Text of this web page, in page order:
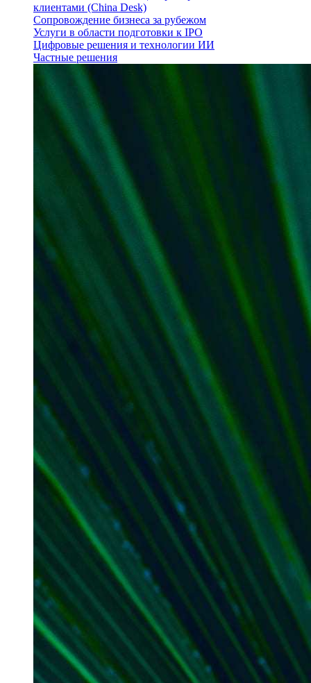
клиентами (China Desk)
Сопровождение бизнеса за рубежом
Услуги в области подготовки к IPO
Цифровые решения и технологии ИИ
Частные решения